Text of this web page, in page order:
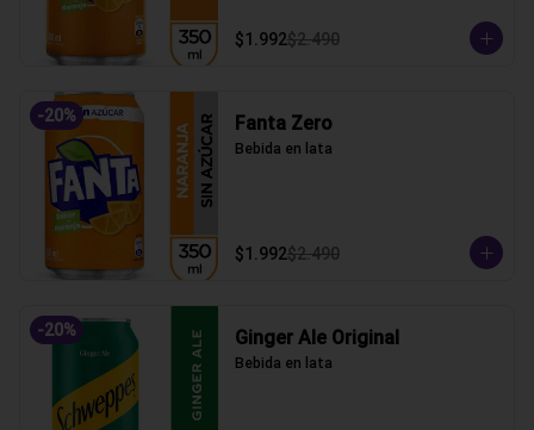
$1.992$2.490
-20% Fanta Zero
Bebida en lata
$1.992$2.490
-20% Ginger Ale Original
Bebida en lata